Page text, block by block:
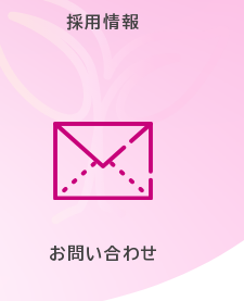
採用情報
お問い合わせ